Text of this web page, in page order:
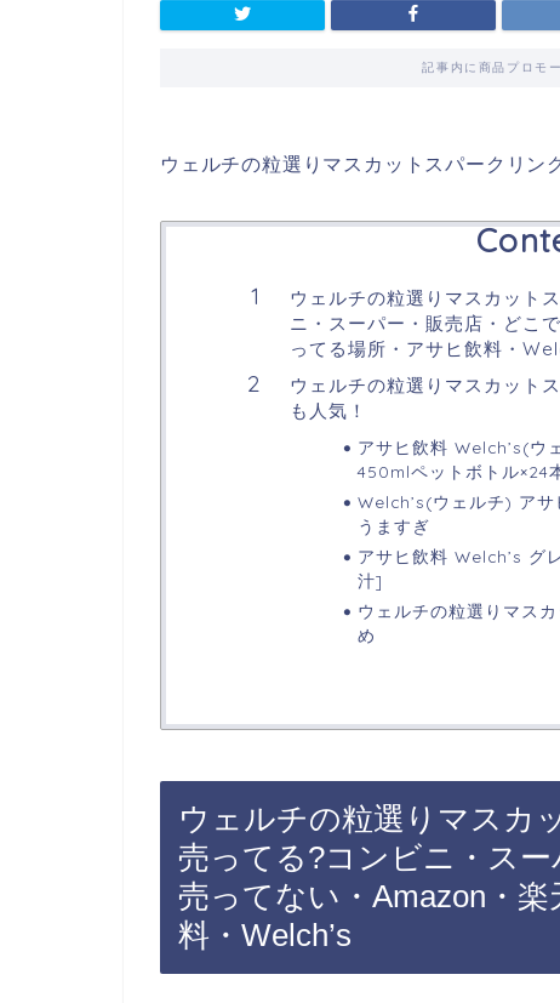
記事内に商品プロモ
ウェルチの粒選りマスカットスパークリン
ウェルチの粒選りマスカット
ニ・スーパー・販売店・どこ
ってる場所・アサヒ飲料・
ウェルチの粒選りマスカット
も人気！
アサヒ飲料 Welch’s(ウ
450mlペットボトル×24
Welch’s(ウェルチ) アサ
うますぎ
アサヒ飲料 Welch’s
汁]
ウェルチの粒選りマス
め
ウェルチの粒選りマスカ
売ってる?コンビニ・ス
売ってない・Amazon・
料・Welch’s